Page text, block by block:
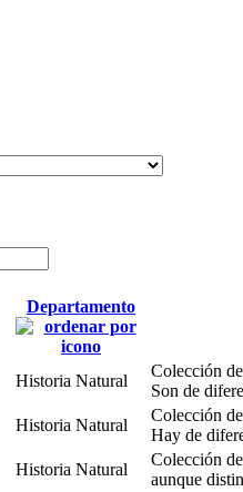
Departamento
Historia Natural
Colección
Son de
Historia Natural
Colección
Hay de
Historia Natural
Colección
aunque